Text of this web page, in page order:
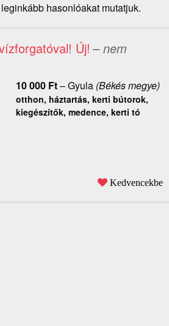
hasonlóakat mutatjuk.
Új! – nem
10 000 Ft–Gyula(Békés megye)
otthon, háztartás, kerti bútorok,
kiegészítők, medence, kerti tó
Kedvencekbe